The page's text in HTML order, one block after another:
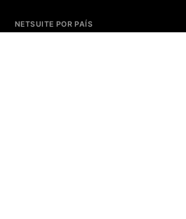
NETSUITE POR PAÍS